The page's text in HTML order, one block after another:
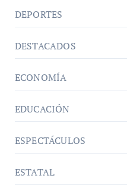
DEPORTES
DESTACADOS
ECONOMÍA
EDUCACIÓN
ESPECTÁCULOS
ESTATAL